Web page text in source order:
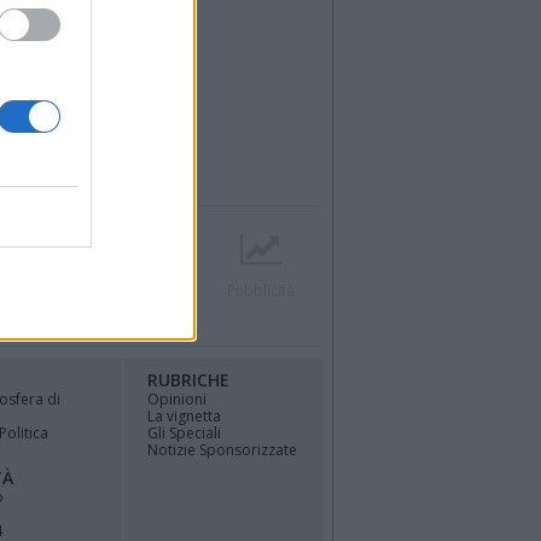
di
RUBRICHE
Opinioni
La vignetta
Gli Speciali
Notizie Sponsorizzate